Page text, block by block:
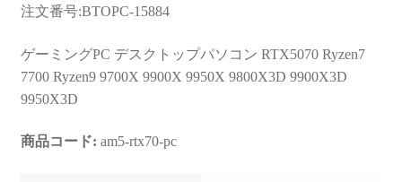
注文番号:BTOPC-15884
ゲーミングPC デスクトップパソコン RTX5070 Ryzen7
7700 Ryzen9 9700X 9900X 9950X 9800X3D 9900X3D
9950X3D
商品コード: am5-rtx70-pc